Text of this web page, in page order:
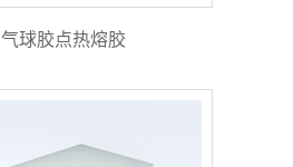
气球胶点热熔胶